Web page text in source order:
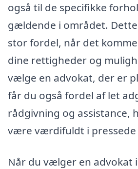
også til de specifikke
gældende i området.
stor fordel, når det
dine rettigheder og
vælge en advokat, der er
får du også fordel af let
rådgivning og assistance,
være værdifuldt i pressede
Når du vælger en advokat